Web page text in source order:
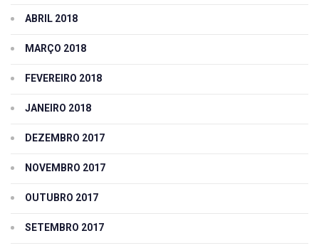
ABRIL 2018
MARÇO 2018
FEVEREIRO 2018
JANEIRO 2018
DEZEMBRO 2017
NOVEMBRO 2017
OUTUBRO 2017
SETEMBRO 2017